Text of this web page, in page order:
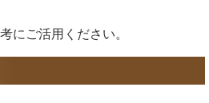
にご活用ください。